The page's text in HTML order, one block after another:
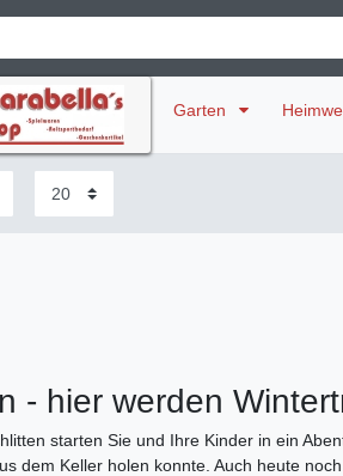
Garten
- hier werden
starten Sie und Ihre Kinder in ein
dem Keller holen konnte. Auch heute